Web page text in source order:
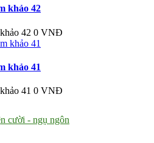
khảo 42
42 0 VNĐ
khảo 41
41 0 VNĐ
cười - ngụ ngôn